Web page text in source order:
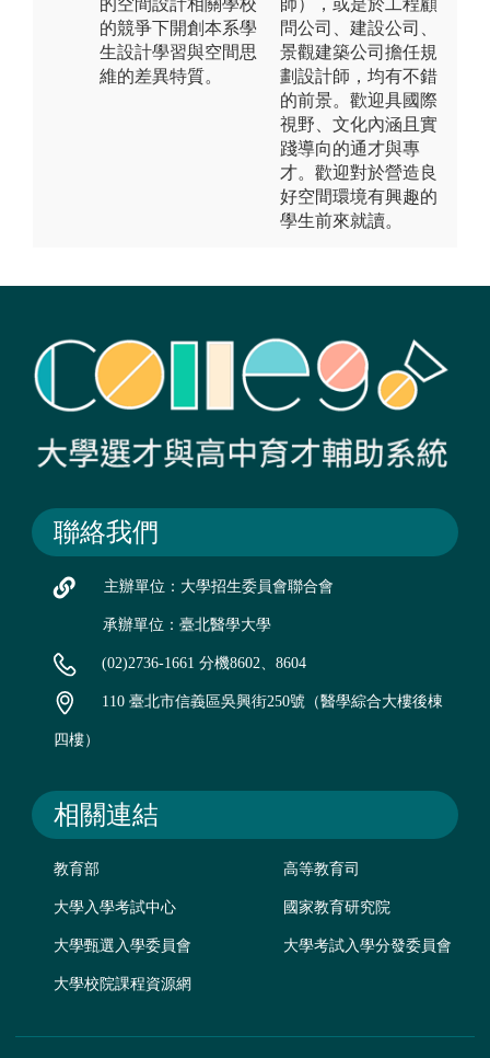
的競爭下開創本系學
生設計學習與空間思
維的差異特質。
問公司、建設公司、
景觀建築公司擔任規
劃設計師，均有不錯
的前景。歡迎具國際
視野、文化內涵且實
踐導向的通才與專
才。歡迎對於營造良
好空間環境有興趣的
學生前來就讀。
聯絡我們
主辦單位：大學招生委員會聯合會
承辦單位：臺北醫學大學
(02)2736-1661 分機8602、8604
110 臺北市信義區吳興街250號（醫學綜合大樓後棟
四樓）
相關連結
教育部 高等教育司
大學入學考試中心 國家教育研究院
大學甄選入學委員會 大學考試入學分發委員會
大學校院課程資源網